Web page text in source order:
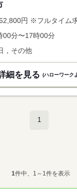
ム求人の場合は月額（換算額）、パート求人の場
00分〜17時00分
，その他
細を見る (ハローワーク
1
1件中、1～1件を表示